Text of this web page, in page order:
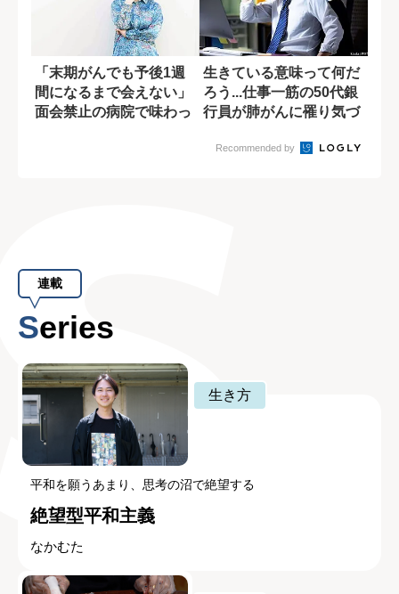
「末期がんでも予後1週
間になるまで会えない」
面会禁止の病院で味わっ
生きている意味って何だ
ろう...仕事一筋の50代銀
行員が肺がんに罹り気づ
Recommended by
連載
Series
生き方
平和を願うあまり、思考の沼で絶望する
絶望型平和主義
なかむた